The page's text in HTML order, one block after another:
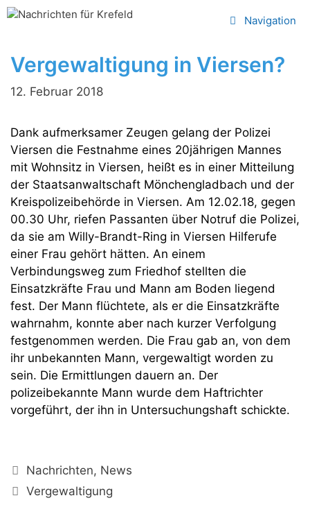
Zum
Navigation
Vergewaltigung in Viersen?
12. Februar 2018
Dank aufmerksamer Zeugen gelang der Polizei
Viersen die Festnahme eines 20jährigen Mannes
mit Wohnsitz in Viersen, heißt es in einer Mitteilung
der Staatsanwaltschaft Mönchengladbach und der
Kreispolizeibehörde in Viersen. Am 12.02.18, gegen
00.30 Uhr, riefen Passanten über Notruf die Polizei,
da sie am Willy-Brandt-Ring in Viersen Hilferufe
einer Frau gehört hätten. An einem
Verbindungsweg zum Friedhof stellten die
Einsatzkräfte Frau und Mann am Boden liegend
fest. Der Mann flüchtete, als er die Einsatzkräfte
wahrnahm, konnte aber nach kurzer Verfolgung
festgenommen werden. Die Frau gab an, von dem
ihr unbekannten Mann, vergewaltigt worden zu
sein. Die Ermittlungen dauern an. Der
polizeibekannte Mann wurde dem Haftrichter
vorgeführt, der ihn in Untersuchungshaft schickte.
Kategorien
Nachrichten, News
Schlagwörter
Vergewaltigung